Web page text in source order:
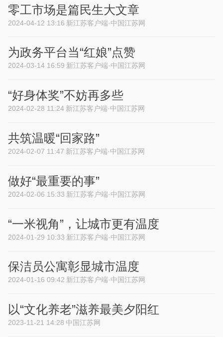
零工市场是篇民生大文章
2024-04-12 13:16 新江苏客户端·中国江苏网
为政务平台当“红娘”点赞
2024-03-14 16:59 新江苏客户端·中国江苏网
“好身体奖”不妨再多些
2024-02-28 11:24 新江苏客户端·中国江苏网
共筑温暖“回家路”
2024-02-07 11:47 新江苏客户端·中国江苏网
做好“最重要的事”
2024-02-06 15:33 新江苏客户端·中国江苏网
“一米视角”，让城市更有温度
2024-01-29 10:33 新江苏客户端·中国江苏网
保洁员公寓彰显城市温度
2024-01-16 09:42 新江苏客户端·中国江苏网
以“文化养老”滋养最美夕阳红
2023-11-21 14:28 中国江苏网